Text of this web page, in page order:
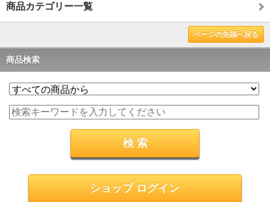
商品カテゴリー一覧
ページの先頭へ戻る
商品検索
ショップ ログイン